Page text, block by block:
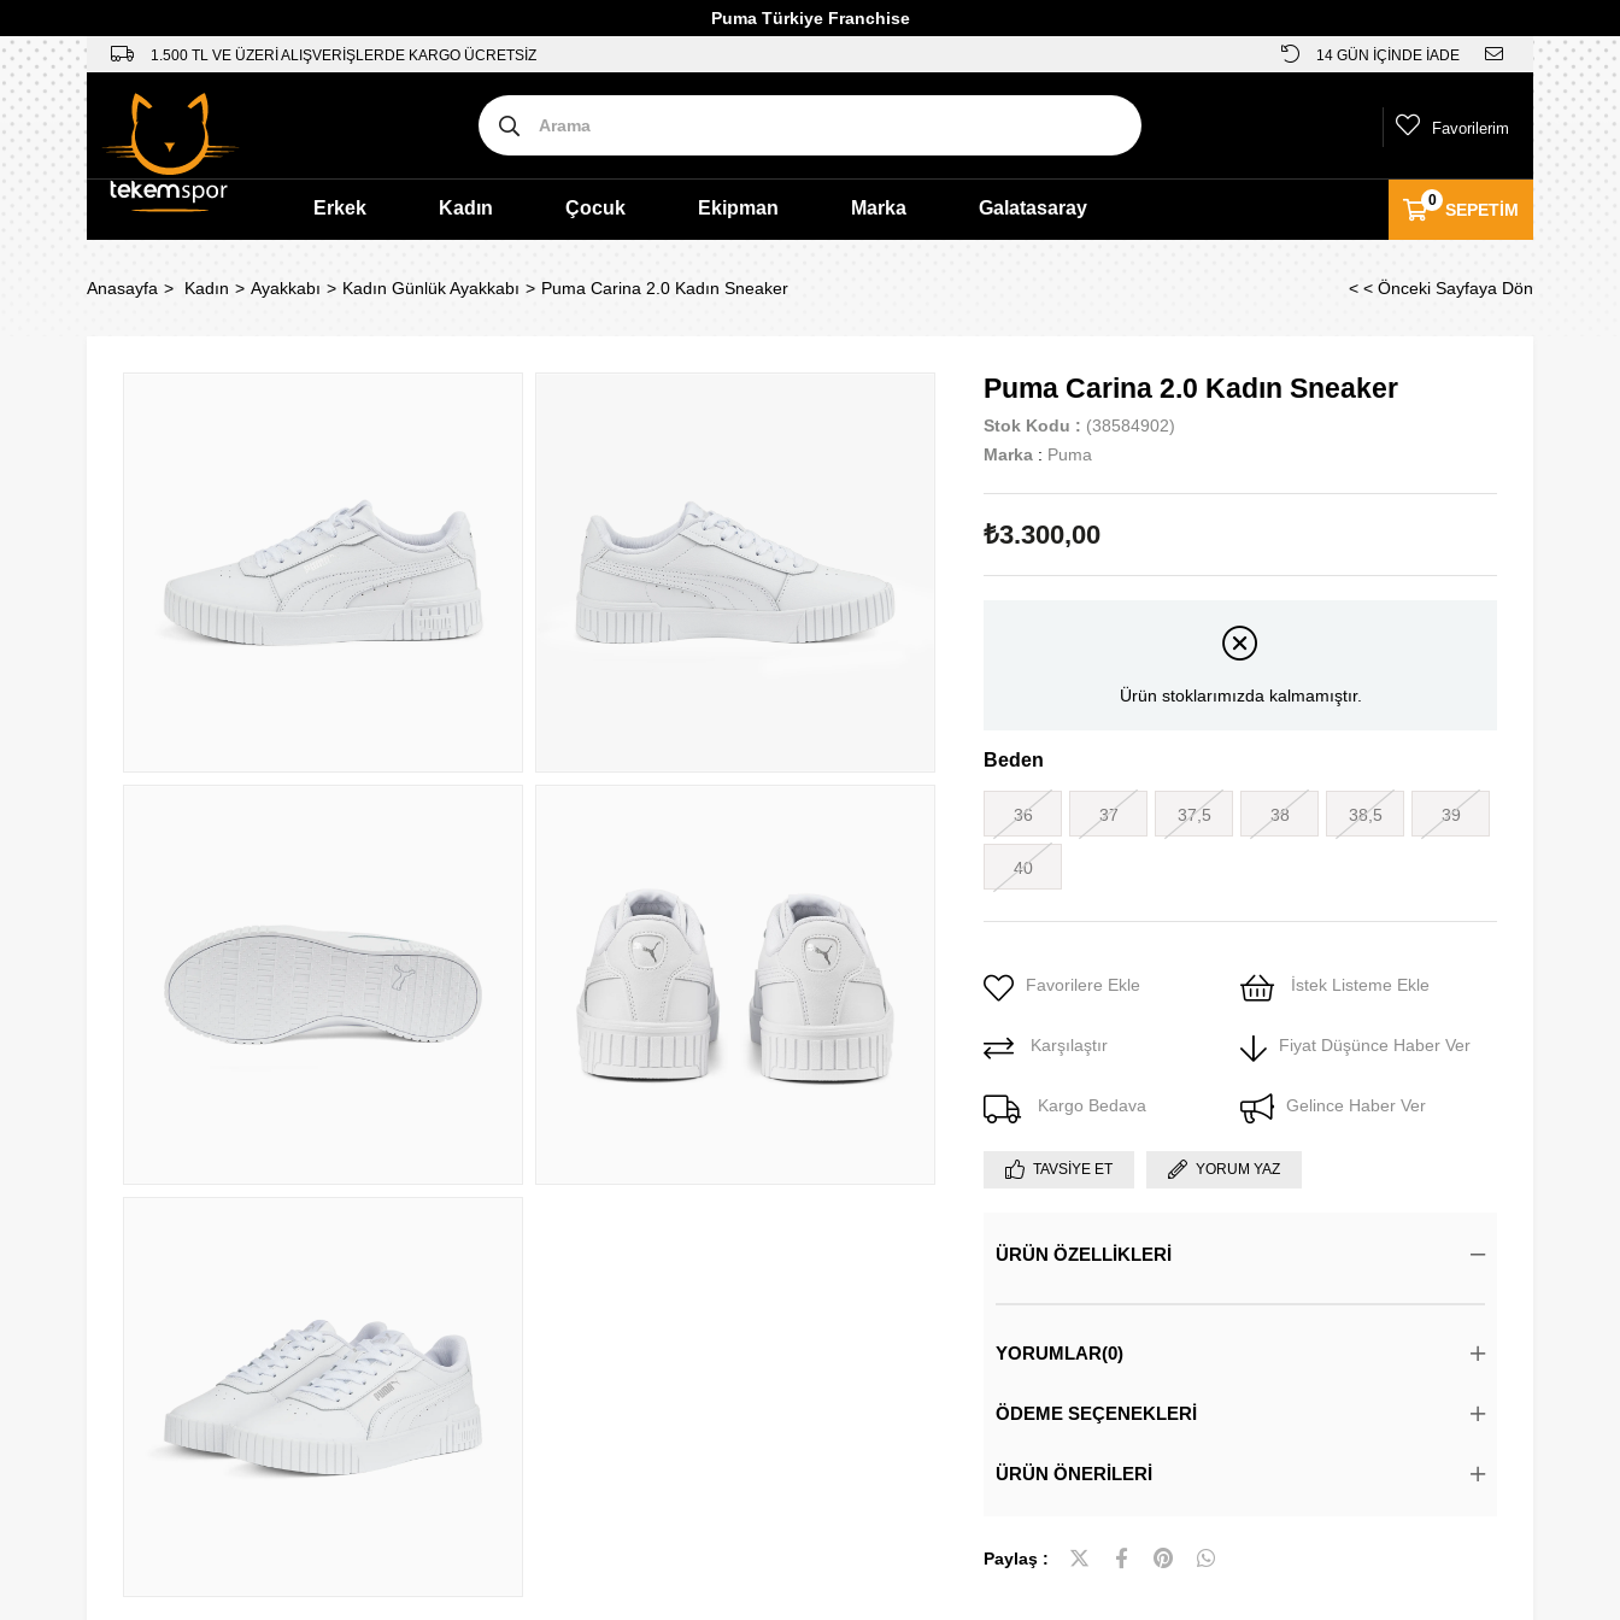
Puma Türkiye Franchise
1.500 TL VE ÜZERİ ALIŞVERİŞLERDE KARGO ÜCRETSİZ 14 GÜN İÇİNDE İADE
SEPETIM
0
Favorilerim
Erkek Kadın Çocuk Ekipman Marka Galatasaray
Anasayfa Kadın Ayakkabı Kadın Günlük Ayakkabı Puma Carina 2.0 Kadın Sneaker < < Önceki Sayfaya Dön
Puma Carina 2.0 Kadın Sneaker
Stok Kodu
(38584902)
Marka : Puma
₺3.300,00
Ürün stoklarımızda kalmamıştır.
Beden
36 37 37,5 38 38,5 39
40
Favorilere Ekle İstek Listeme Ekle
Karşılaştır Fiyat Düşünce Haber Ver
Kargo Bedava Gelince Haber Ver
TAVSIYE ET YORUM YAZ
ÜRÜN ÖZELLIKLERI
YORUMLAR(0)
ÖDEME SEÇENEKLERI
ÜRÜN ÖNERILERI
Paylaş :